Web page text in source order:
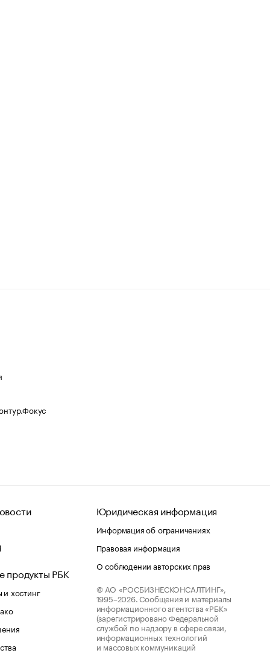
продукты РБК
хостинг
Юридическая информация
Информация об ограничениях
Правовая информация
О соблюдении авторских прав
© АО «РОСБИЗНЕСКОНСАЛТИНГ»,
1995–2026. Сообщения и материалы
информационного агентства «РБК»
(зарегистрировано Федеральной
службой по надзору в сфере связи,
информационных технологий
и массовых коммуникаций